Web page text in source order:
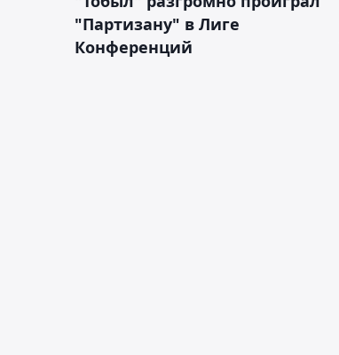
"Партизану" в Лиге
Конференций